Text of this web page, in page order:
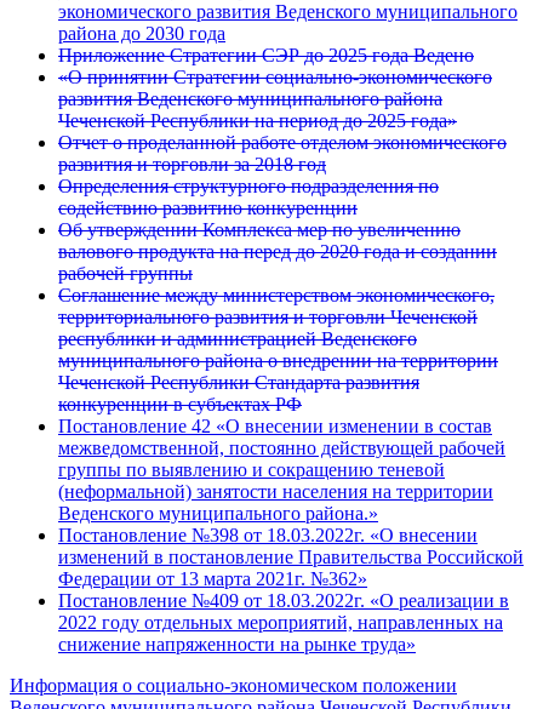
экономического развития Веденского муниципального
района до 2030 года
Приложение Стратегии СЭР до 2025 года Ведено
«О принятии Стратегии социально-экономического
развития Веденского муниципального района
Чеченской Республики на период до 2025 года»
Отчет о проделанной работе отделом экономического
развития и торговли за 2018 год
Определения структурного подразделения по
содействию развитию конкуренции
Об утверждении Комплекса мер по увеличению
валового продукта на перед до 2020 года и создании
рабочей группы
Соглашение между министерством экономического,
территориального развития и торговли Чеченской
республики и администрацией Веденского
муниципального района о внедрении на территории
Чеченской Республики Стандарта развития
конкуренции в субъектах РФ
Постановление 42 «О внесении изменении в состав
межведомственной, постоянно действующей рабочей
группы по выявлению и сокращению теневой
(неформальной) занятости населения на территории
Веденского муниципального района.»
Постановление №398 от 18.03.2022г. «О внесении
изменений в постановление Правительства Российской
Федерации от 13 марта 2021г. №362»
Постановление №409 от 18.03.2022г. «О реализации в
2022 году отдельных мероприятий, направленных на
снижение напряженности на рынке труда»
Информация о социально-экономическом положении